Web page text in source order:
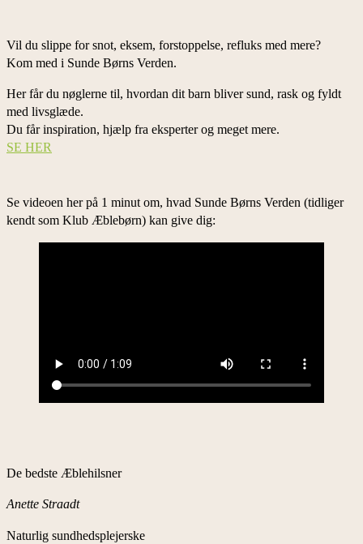
Vil du slippe for snot, eksem, forstoppelse, refluks med mere?
Kom med i Sunde Børns Verden.
Her får du nøglerne til, hvordan dit barn bliver sund, rask og fyldt
med livsglæde.
Du får inspiration, hjælp fra eksperter og meget mere.
SE HER
Se videoen her på 1 minut om, hvad Sunde Børns Verden (tidliger
kendt som Klub Æblebørn) kan give dig:
De bedste Æblehilsner
Anette Straadt
Naturlig sundhedsplejerske